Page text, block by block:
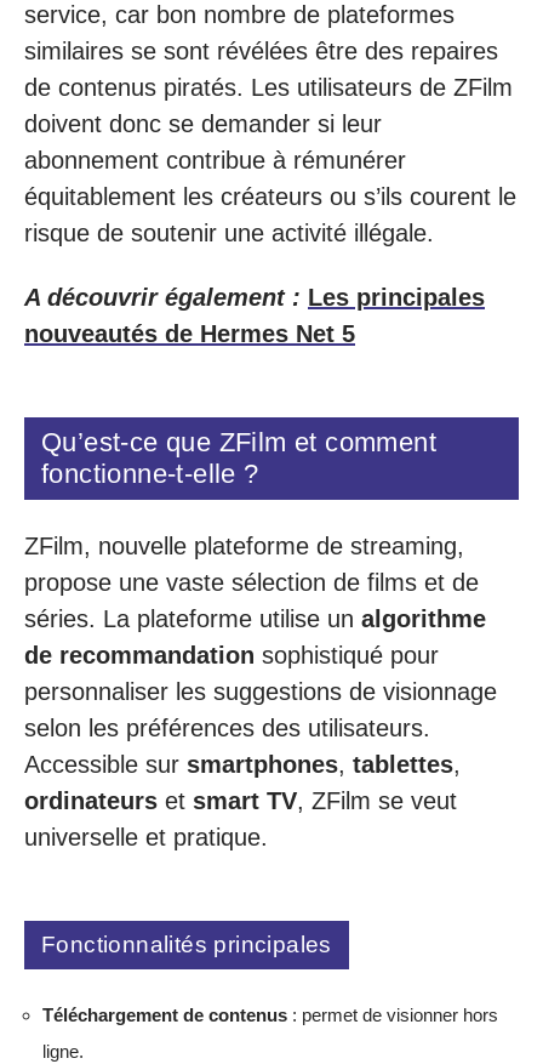
service, car bon nombre de plateformes
similaires se sont révélées être des repaires
de contenus piratés. Les utilisateurs de ZFilm
doivent donc se demander si leur
abonnement contribue à rémunérer
équitablement les créateurs ou s’ils courent le
risque de soutenir une activité illégale.
A découvrir également : Les principales
nouveautés de Hermes Net 5
Qu’est-ce que ZFilm et comment
fonctionne-t-elle ?
ZFilm, nouvelle plateforme de streaming,
propose une vaste sélection de films et de
séries. La plateforme utilise un algorithme
de recommandation sophistiqué pour
personnaliser les suggestions de visionnage
selon les préférences des utilisateurs.
Accessible sur smartphones, tablettes,
ordinateurs et smart TV, ZFilm se veut
universelle et pratique.
Fonctionnalités principales
Téléchargement de contenus : permet de visionner hors
ligne.